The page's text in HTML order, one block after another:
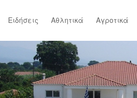
Ειδήσεις Αθλητικά Αγροτικά